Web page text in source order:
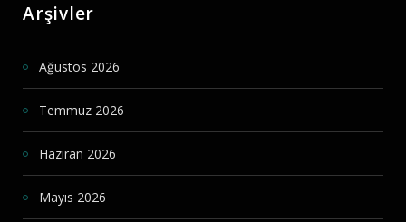
Arşivler
Ağustos 2026
Temmuz 2026
Haziran 2026
Mayıs 2026